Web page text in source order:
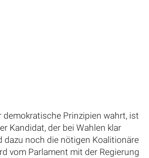
demokratische Prinzipien wahrt, ist
Kandidat, der bei Wahlen klar
dazu noch die nötigen Koalitionäre
vom Parlament mit der Regierung